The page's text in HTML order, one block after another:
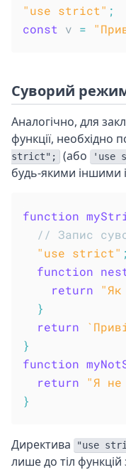
"use strict" ;
const v =
Суворий
Аналогічно, для
функції, необхідно
strict";
(або 'use
будь-якими іншими
function
// Запис
"use strict" ;
function
return
}
return
`
}
function
return
"Я не
}
Директива "use
лише до тіл